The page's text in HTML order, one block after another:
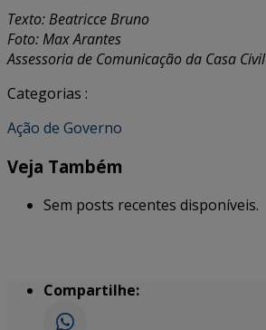
Texto: Beatricce Bruno
Foto: Max Arantes
Assessoria de Comunicação da Casa Civil
Categorias :
Ação de Governo
Veja Também
Sem posts recentes disponíveis.
Compartilhe: